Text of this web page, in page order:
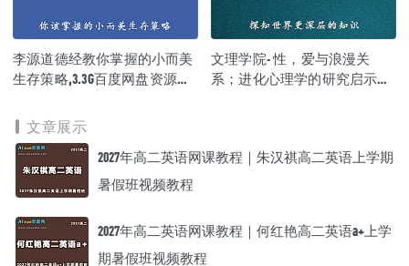
李源道德经教你掌握的小而美
生存策略,3.3G百度网盘资源打
文理学院- 性，爱与浪漫关
系；进化心理学的研究启示，
文章展示
2027年高二英语网课教程｜朱汉祺高二英语上学期
暑假班视频教程
2027年高二英语网课教程｜何红艳高二英语a+上学
期暑假班视频教程